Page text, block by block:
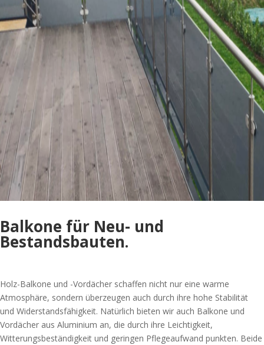
Balkone für Neu- und
Bestandsbauten.
Holz-Balkone und -Vordächer schaffen nicht nur eine warme
Atmosphäre, sondern überzeugen auch durch ihre hohe Stabilität
und Widerstandsfähigkeit. Natürlich bieten wir auch Balkone und
Vordächer aus Aluminium an, die durch ihre Leichtigkeit,
Witterungsbeständigkeit und geringen Pflegeaufwand punkten. Beide